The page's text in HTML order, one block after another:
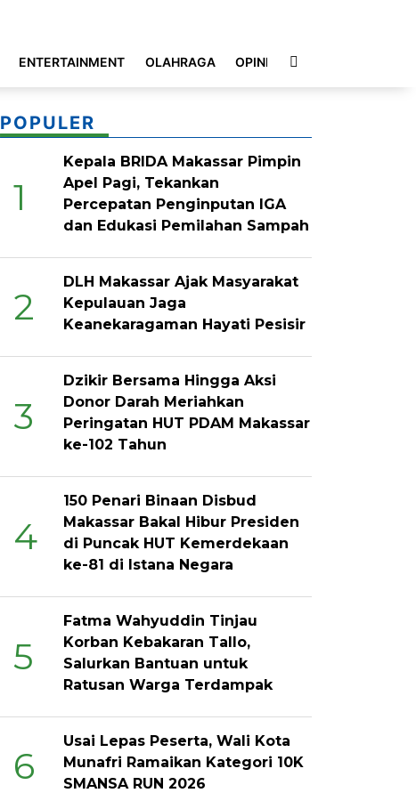
ENTERTAINMENT OLAHRAGA OPINI INDEKS
POPULER
1
Kepala BRIDA Makassar Pimpin
Apel Pagi, Tekankan
Percepatan Penginputan IGA
dan Edukasi Pemilahan Sampah
2
DLH Makassar Ajak Masyarakat
Kepulauan Jaga
Keanekaragaman Hayati Pesisir
3
Dzikir Bersama Hingga Aksi
Donor Darah Meriahkan
Peringatan HUT PDAM Makassar
ke-102 Tahun
4
150 Penari Binaan Disbud
Makassar Bakal Hibur Presiden
di Puncak HUT Kemerdekaan
ke-81 di Istana Negara
5
Fatma Wahyuddin Tinjau
Korban Kebakaran Tallo,
Salurkan Bantuan untuk
Ratusan Warga Terdampak
6
Usai Lepas Peserta, Wali Kota
Munafri Ramaikan Kategori 10K
SMANSA RUN 2026